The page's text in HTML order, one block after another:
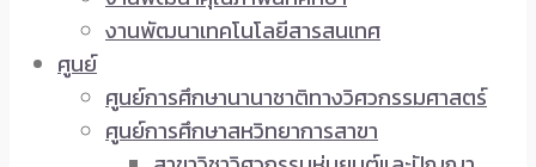
งานพัฒนาเทคโนโลยีสารสนเทศ
ศูนย์
ศูนย์การศึกษานานาชาติทางวิศวกรรมศาสตร์
ศูนย์การศึกษาสหวิทยาการสาขา